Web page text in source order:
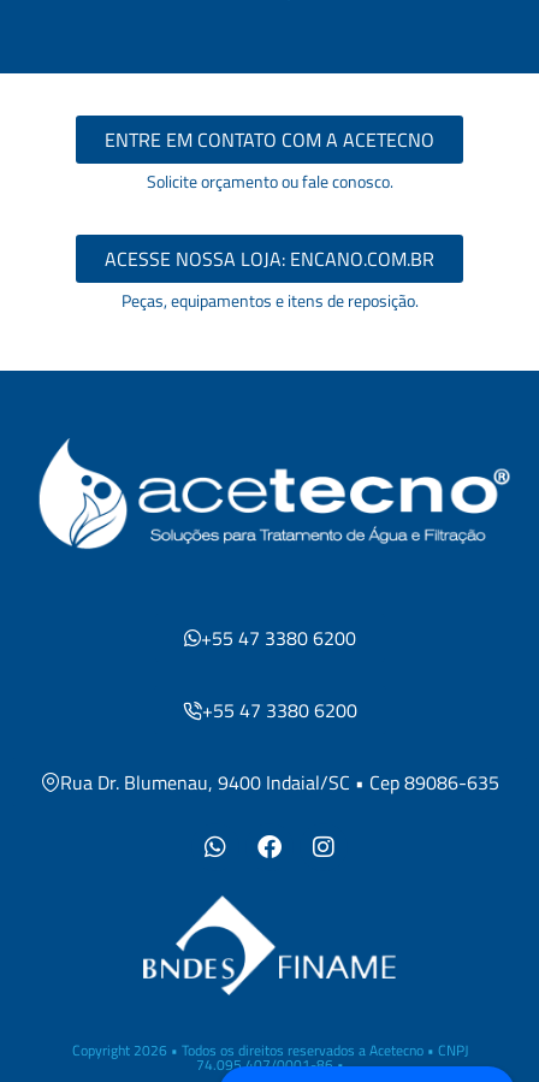
ENTRE EM CONTATO COM A ACETECNO
Solicite orçamento ou fale conosco.
ACESSE NOSSA LOJA: ENCANO.COM.BR
Peças, equipamentos e itens de reposição.
+55 47 3380 6200
+55 47 3380 6200
Rua Dr. Blumenau, 9400 Indaial/SC • Cep 89086-635
Copyright 2026 • Todos os direitos reservados a Acetecno • CNPJ
74.095.407/0001-86 •